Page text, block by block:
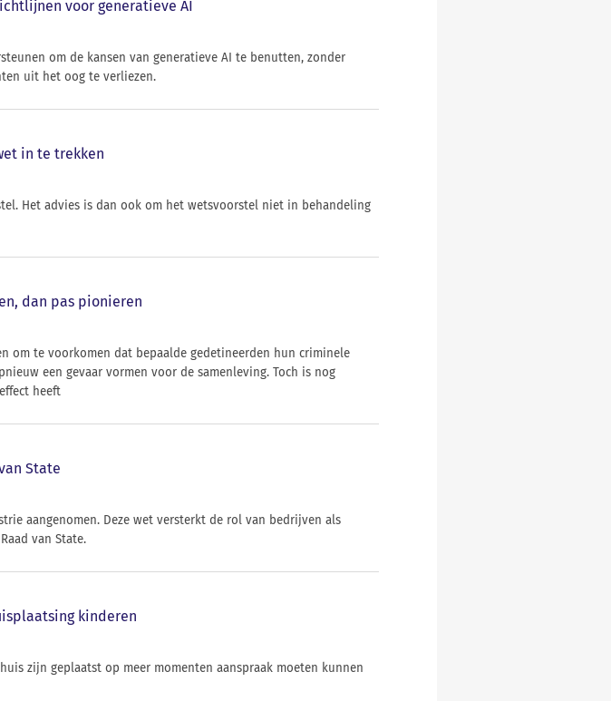
voor generatieve AI
om de kansen van generatieve AI te benutten, zonder
uit het oog te verliezen.
in te trekken
Het advies is dan ook om het wetsvoorstel niet in behandeling
dan pas pionieren
om te voorkomen dat bepaalde gedetineerden hun criminele
een gevaar vormen voor de samenleving. Toch is nog
heeft
State
aangenomen. Deze wet versterkt de rol van bedrijven als
van State.
kinderen
zijn geplaatst op meer momenten aanspraak moeten kunnen